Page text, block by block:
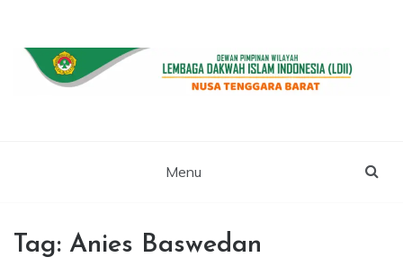
content
TENGGARA
BARAT
Menu
Tag: Anies Baswedan